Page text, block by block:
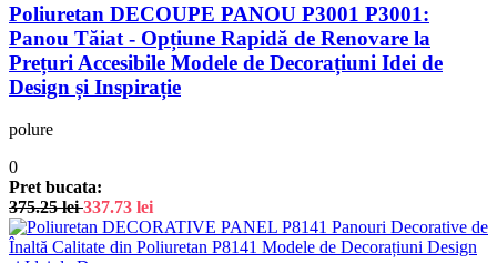
Poliuretan DECOUPE PANOU P3001 P3001:
Panou Tăiat - Opțiune Rapidă de Renovare la
Prețuri Accesibile Modele de Decorațiuni Idei de
Design și Inspirație
polure
0
Pret bucata:
375.25lei 337.73 lei